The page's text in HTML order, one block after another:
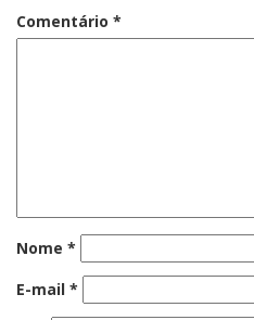
Comentário *
Nome *
E-mail *